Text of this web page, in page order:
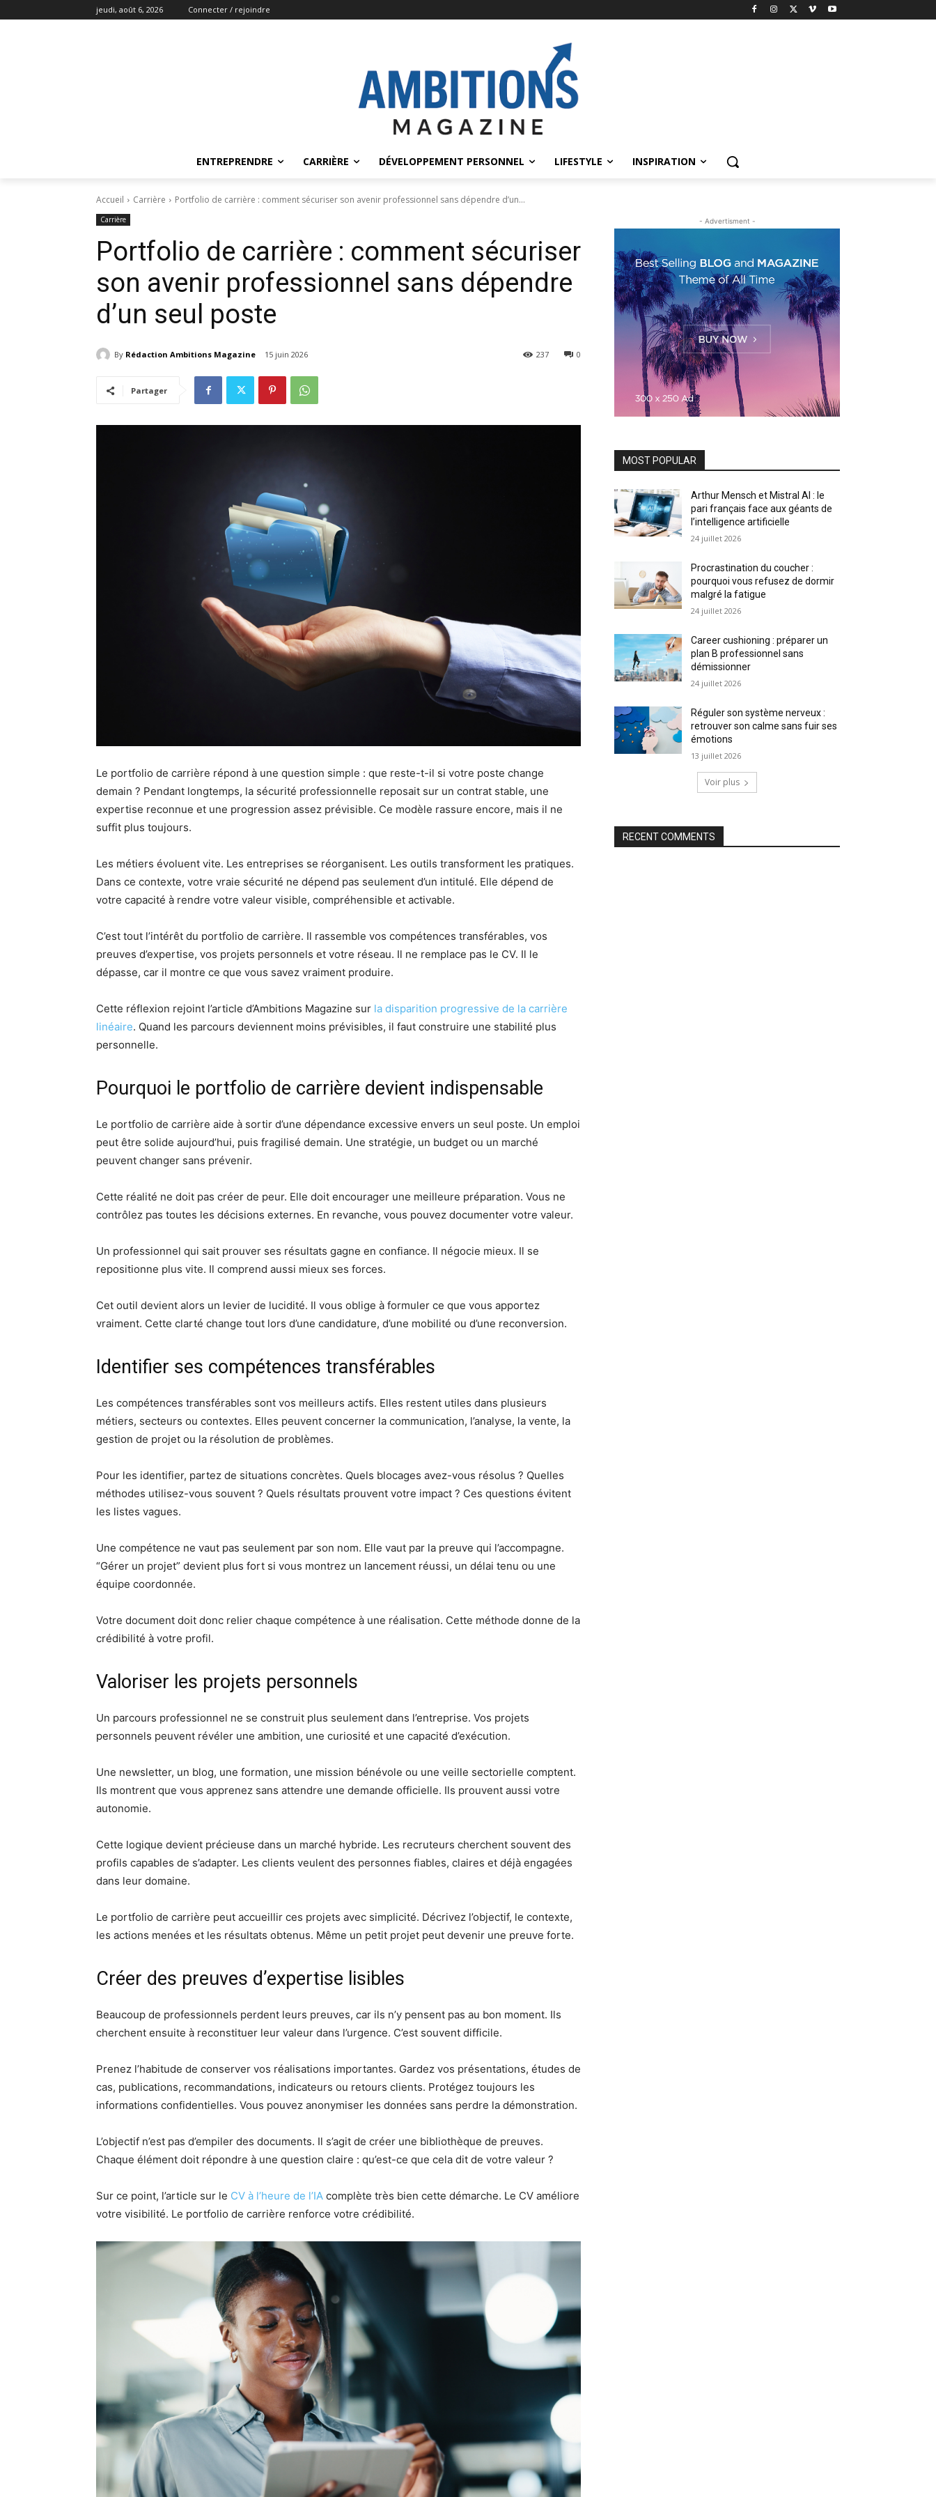
jeudi, août 6, 2026 Connecter / rejoindre
ENTREPRENDRE CARRIÈRE DÉVELOPPEMENT PERSONNEL LIFESTYLE INSPIRATION
Accueil Carrière Portfolio de carrière : comment sécuriser son avenir professionnel sans dépendre d’un...
Carrière
Portfolio de carrière : comment sécuriser
son avenir professionnel sans dépendre
d’un seul poste
By Rédaction Ambitions Magazine 15 juin 2026 0
237
Partager
Le portfolio de carrière répond à une question simple : que reste-t-il si votre poste change
demain ? Pendant longtemps, la sécurité professionnelle reposait sur un contrat stable, une
expertise reconnue et une progression assez prévisible. Ce modèle rassure encore, mais il ne
suffit plus toujours.
Les métiers évoluent vite. Les entreprises se réorganisent. Les outils transforment les pratiques.
Dans ce contexte, votre vraie sécurité ne dépend pas seulement d’un intitulé. Elle dépend de
votre capacité à rendre votre valeur visible, compréhensible et activable.
C’est tout l’intérêt du portfolio de carrière. Il rassemble vos compétences transférables, vos
preuves d’expertise, vos projets personnels et votre réseau. Il ne remplace pas le CV. Il le
dépasse, car il montre ce que vous savez vraiment produire.
Cette réflexion rejoint l’article d’Ambitions Magazine sur la disparition progressive de la carrière
linéaire. Quand les parcours deviennent moins prévisibles, il faut construire une stabilité plus
personnelle.
Pourquoi le portfolio de carrière devient indispensable
Le portfolio de carrière aide à sortir d’une dépendance excessive envers un seul poste. Un emploi
peut être solide aujourd’hui, puis fragilisé demain. Une stratégie, un budget ou un marché
peuvent changer sans prévenir.
Cette réalité ne doit pas créer de peur. Elle doit encourager une meilleure préparation. Vous ne
contrôlez pas toutes les décisions externes. En revanche, vous pouvez documenter votre valeur.
Un professionnel qui sait prouver ses résultats gagne en confiance. Il négocie mieux. Il se
repositionne plus vite. Il comprend aussi mieux ses forces.
Cet outil devient alors un levier de lucidité. Il vous oblige à formuler ce que vous apportez
vraiment. Cette clarté change tout lors d’une candidature, d’une mobilité ou d’une reconversion.
Identifier ses compétences transférables
Les compétences transférables sont vos meilleurs actifs. Elles restent utiles dans plusieurs
métiers, secteurs ou contextes. Elles peuvent concerner la communication, l’analyse, la vente, la
gestion de projet ou la résolution de problèmes.
Pour les identifier, partez de situations concrètes. Quels blocages avez-vous résolus ? Quelles
méthodes utilisez-vous souvent ? Quels résultats prouvent votre impact ? Ces questions évitent
les listes vagues.
Une compétence ne vaut pas seulement par son nom. Elle vaut par la preuve qui l’accompagne.
“Gérer un projet” devient plus fort si vous montrez un lancement réussi, un délai tenu ou une
équipe coordonnée.
Votre document doit donc relier chaque compétence à une réalisation. Cette méthode donne de la
crédibilité à votre profil.
Valoriser les projets personnels
Un parcours professionnel ne se construit plus seulement dans l’entreprise. Vos projets
personnels peuvent révéler une ambition, une curiosité et une capacité d’exécution.
Une newsletter, un blog, une formation, une mission bénévole ou une veille sectorielle comptent.
Ils montrent que vous apprenez sans attendre une demande officielle. Ils prouvent aussi votre
autonomie.
Cette logique devient précieuse dans un marché hybride. Les recruteurs cherchent souvent des
profils capables de s’adapter. Les clients veulent des personnes fiables, claires et déjà engagées
dans leur domaine.
Le portfolio de carrière peut accueillir ces projets avec simplicité. Décrivez l’objectif, le contexte,
les actions menées et les résultats obtenus. Même un petit projet peut devenir une preuve forte.
Créer des preuves d’expertise lisibles
Beaucoup de professionnels perdent leurs preuves, car ils n’y pensent pas au bon moment. Ils
cherchent ensuite à reconstituer leur valeur dans l’urgence. C’est souvent difficile.
Prenez l’habitude de conserver vos réalisations importantes. Gardez vos présentations, études de
cas, publications, recommandations, indicateurs ou retours clients. Protégez toujours les
informations confidentielles. Vous pouvez anonymiser les données sans perdre la démonstration.
L’objectif n’est pas d’empiler des documents. Il s’agit de créer une bibliothèque de preuves.
Chaque élément doit répondre à une question claire : qu’est-ce que cela dit de votre valeur ?
Sur ce point, l’article sur le CV à l’heure de l’IA complète très bien cette démarche. Le CV améliore
votre visibilité. Le portfolio de carrière renforce votre crédibilité.
- Advertisment -
MOST POPULAR
Arthur Mensch et Mistral AI : le
pari français face aux géants de
l’intelligence artificielle
24 juillet 2026
Procrastination du coucher :
pourquoi vous refusez de dormir
malgré la fatigue
24 juillet 2026
Career cushioning : préparer un
plan B professionnel sans
démissionner
24 juillet 2026
Réguler son système nerveux :
retrouver son calme sans fuir ses
émotions
13 juillet 2026
Voir plus
RECENT COMMENTS